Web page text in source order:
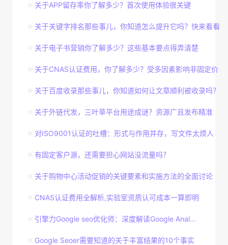
关于APP留存率你了解多少？首次使用体验很关键
关于关键字排名那些事儿，你知道怎么提升它吗？快来看看
关于电子书营销你了解多少？这些基本要点得弄清楚
关于CNAS认证费用，你了解多少？受多因素影响非固定价
关于百度收录那些事儿，你知道如何让文章顺利被收录吗？
关于外链代发，三叶草平台用途成谜？资源广且发布精准
对ISO9001认证的吐槽：形式与作用并存，写文件太烦人
有固定客户源，还需要担心网站没流量吗？
关于购物中心活动促销的关键要素和实施方法的全面讨论
CNAS认证费用全解析,实验室资质认可成本一算即明
引擎力Google seo优化师：深度解读Google Anal...
Google Seoer需要知道的关于丰富结果的10个事实